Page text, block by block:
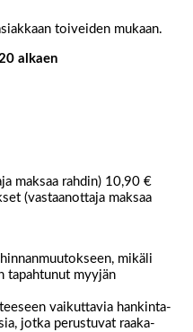
toiveiden mukaan.
alkaen
maksaa rahdin) 10,90 €
(vastaanottaja maksaa
mikäli
tapahtunut myyjän
vaikuttavia hankinta-
jotka perustuvat raaka-